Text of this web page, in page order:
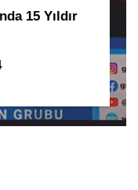
15 Yıldır